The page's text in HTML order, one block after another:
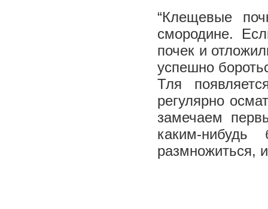
“Клещевые
смородине.
почек и
успешно
Тля
регулярно
замечаем
каким-
размножиться,